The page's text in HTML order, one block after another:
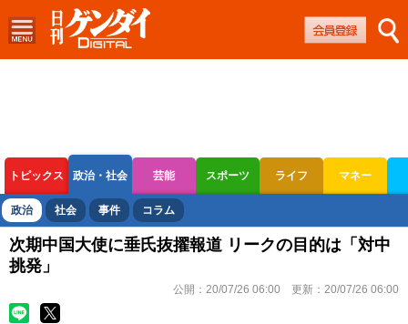
トピックス 政治・社会 芸能 スポーツ ライフ マネー
ボートレース 競輪 オートレース
政治 社会 事件 コラム
次期中国大使に垂氏抜擢報道 リークの目的は「対中
挑発」
公開： 20/07/26 06:00 更新： 20/07/26 06:00